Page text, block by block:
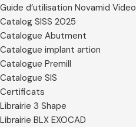
Guide d’utilisation Novamid Video
Catalog SISS 2025
Catalogue Abutment
Catalogue implant artion
Catalogue Premill
Catalogue SIS
Certificats
Librairie 3 Shape
Librairie BLX EXOCAD